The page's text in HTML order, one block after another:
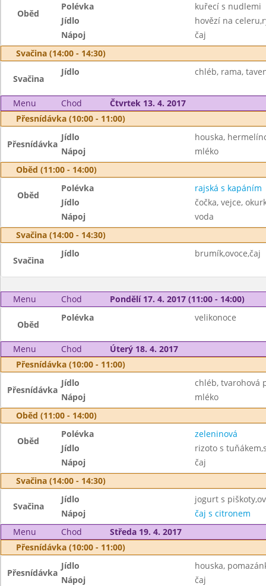
Oběd
Polévka
kuřecí s nudlemi
Jídlo
hovězí na
Nápoj
čaj
Svačina (14:00 - 14:30)
Svačina
Jídlo chléb, rama,
Menu Chod
Čtvrtek 13. 4. 2017
Přesnídávka (10:00 - 11:00)
Přesnídávka
Jídlo
houska,
Nápoj
mléko
Oběd (11:00 - 14:00)
Oběd
Polévka
rajská s kapáním
Jídlo
čočka, vejce,
Nápoj
voda
Svačina (14:00 - 14:30)
Svačina
Jídlo brumík,ovoce,čaj
Menu Chod Pondělí 17. 4. 2017 (11:00 - 14:00)
Oběd
Polévka velikonoce
Menu Chod
Úterý 18. 4. 2017
Přesnídávka (10:00 - 11:00)
Přesnídávka
Jídlo
chléb, tvarohová
Nápoj
mléko
Oběd (11:00 - 14:00)
Oběd
Polévka
zeleninová
Jídlo
rizoto s
Nápoj
čaj
Svačina (14:00 - 14:30)
Svačina
Jídlo
jogurt s
Nápoj
čaj s citronem
Menu
Chod
Středa 19. 4. 2017
Přesnídávka (10:00 - 11:00)
Přesnídávka
Jídlo
houska,
Nápoj
čaj